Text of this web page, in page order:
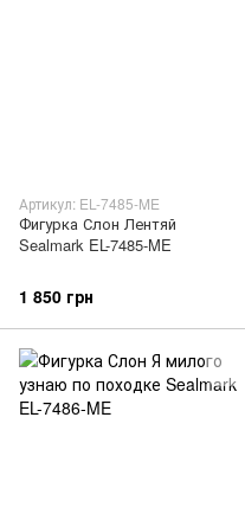
Артикул: EL-7485-ME
Фигурка Слон Лентяй
Sealmark EL-7485-ME
1 850 грн